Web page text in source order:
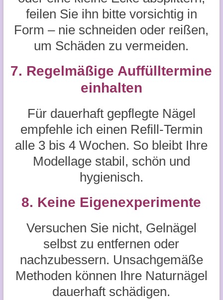
feilen Sie ihn bitte vorsichtig in
Form – nie schneiden oder reißen,
um Schäden zu vermeiden.
7. Regelmäßige Auffülltermine
einhalten
Für dauerhaft gepflegte Nägel
empfehle ich einen Refill-Termin
alle 3 bis 4 Wochen. So bleibt Ihre
Modellage stabil, schön und
hygienisch.
8. Keine Eigenexperimente
Versuchen Sie nicht, Gelnägel
selbst zu entfernen oder
nachzubessern. Unsachgemäße
Methoden können Ihre Naturnägel
dauerhaft schädigen.